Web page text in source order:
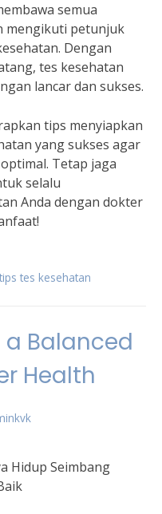
semua
mengikuti petunjuk
Dengan
tes kesehatan
lancar dan sukses.
tips menyiapkan
yang sukses agar
Tetap jaga
selalu
Anda dengan dokter
tips tes kesehatan
Balanced
Health
Hidup Seimbang